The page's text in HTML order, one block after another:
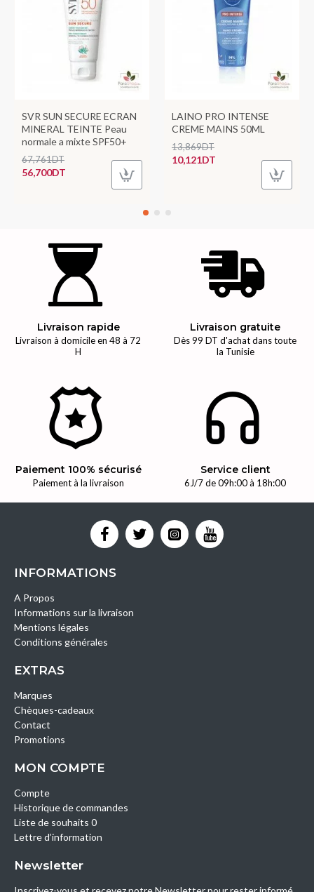
SVR SUN SECURE ECRAN
MINERAL TEINTE Peau
normale a mixte SPF50+
56,700DT
67,761DT
LAINO PRO INTENSE
CREME MAINS 50ML
10,121DT
13,869DT
Livraison rapide
Livraison à domicile en 48 à 72
H
Livraison gratuite
Dès 99 DT d'achat dans toute
la Tunisie
Paiement 100% sécurisé
Paiement à la livraison
Service client
6J/7 de 09h:00 à 18h:00
INFORMATIONS
A Propos
Informations sur la livraison
Mentions légales
Conditions générales
EXTRAS
Marques
Chèques-cadeaux
Contact
Promotions
MON COMPTE
Compte
Historique de commandes
Liste de souhaits 0
Lettre d’information
Newsletter